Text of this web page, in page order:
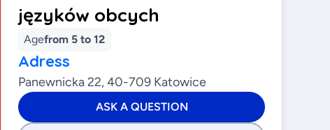
języków obcych
Agefrom 5 to 12
Adress
Panewnicka 22, 40-709 Katowice
ASK A QUESTION